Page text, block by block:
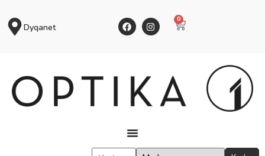
Dyqanet
0